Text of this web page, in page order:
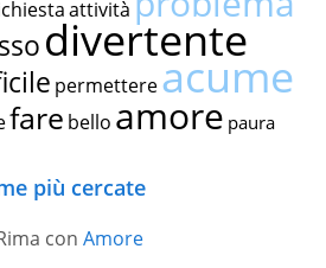
attività
divertente
permettereacume
fare bello amore paura
più cercate
con Amore